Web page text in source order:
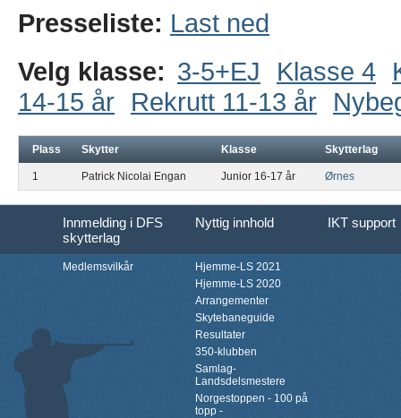
Presseliste: Last ned
Velg klasse: 3-5+EJ Klasse 4
14-15 år
Rekrutt 11-13 år
Plass Skytter Klasse Skytterlag
1 Patrick Nicolai Engan Junior 16-17 år Ørnes
Innmelding i DFS
skytterlag
Nyttig innhold IKT support
Medlemsvilkår
Hjemme-LS 2021
Hjemme-LS 2020
Arrangementer
Skytebaneguide
Resultater
350-klubben
Samlag-
Landsdelsmestere
Norgestoppen - 100 på
topp -